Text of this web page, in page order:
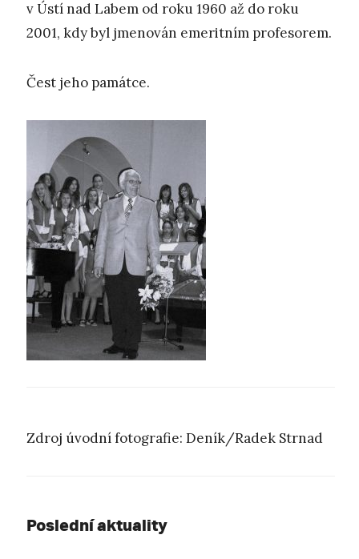
v Ústí nad Labem od roku 1960 až do roku
2001, kdy byl jmenován emeritním profesorem.
Čest jeho památce.
Zdroj úvodní fotografie: Deník/Radek Strnad
Poslední aktuality